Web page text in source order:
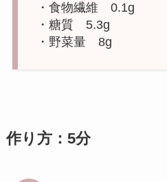
・食物繊維 0.1g
・糖質 5.3g
・野菜量 8g
作り方：5分